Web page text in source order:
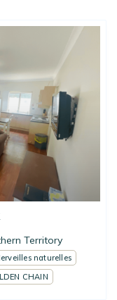
Territory
naturelles
CHAIN